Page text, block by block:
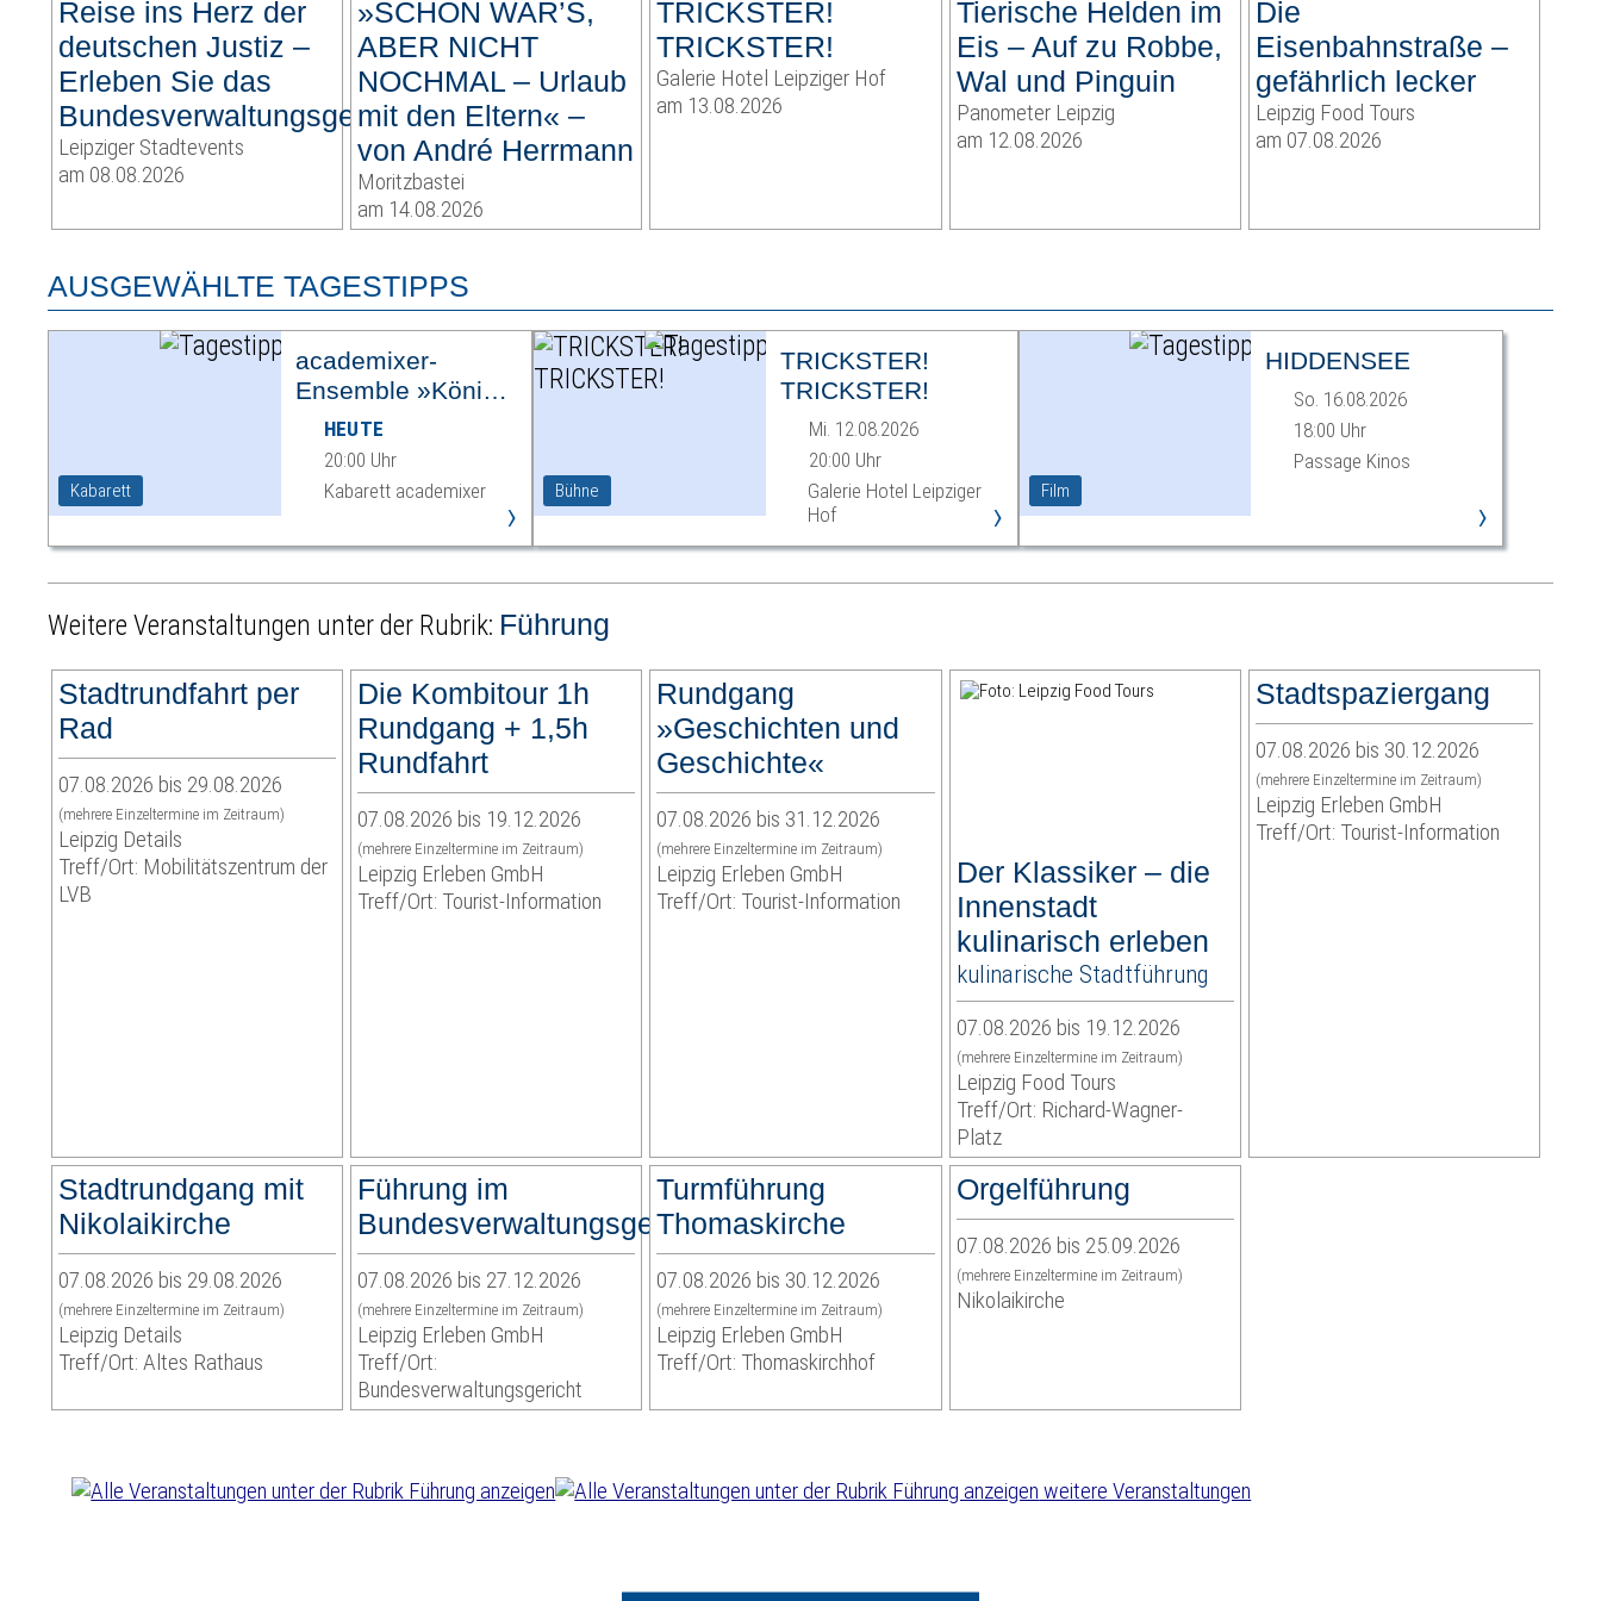
Reise ins Herz der
deutschen Justiz –
Erleben Sie das
Bundesverwaltungsgericht
Leipziger Stadtevents
am 08.08.2026
»SCHÖN WAR’S,
ABER NICHT
NOCHMAL – Urlaub
mit den Eltern« –
von André Herrmann
Moritzbastei
am 14.08.2026
TRICKSTER!
TRICKSTER!
Galerie Hotel Leipziger Hof
am 13.08.2026
Tierische Helden im
Eis – Auf zu Robbe,
Wal und Pinguin
Panometer Leipzig
am 12.08.2026
Die
Eisenbahnstraße –
gefährlich lecker
Leipzig Food Tours
am 07.08.2026
AUSGEWÄHLTE TAGESTIPPS
Kabarett
academixer-
Ensemble »König
Ödipus«
HEUTE
20:00 Uhr
Kabarett academixer
›
Bühne
TRICKSTER!
TRICKSTER!
Mi. 12.08.2026
20:00 Uhr
Galerie Hotel Leipziger
Hof
›
Film
HIDDENSEE
So. 16.08.2026
18:00 Uhr
Passage Kinos
›
Weitere Veranstaltungen unter der Rubrik: Führung
Stadtrundfahrt per
Rad
07.08.2026 bis 29.08.2026
(mehrere Einzeltermine im Zeitraum)
Leipzig Details
Treff/Ort: Mobilitätszentrum der
LVB
Die Kombitour 1h
Rundgang + 1,5h
Rundfahrt
07.08.2026 bis 19.12.2026
(mehrere Einzeltermine im Zeitraum)
Leipzig Erleben GmbH
Treff/Ort: Tourist-Information
Rundgang
»Geschichten und
Geschichte«
07.08.2026 bis 31.12.2026
(mehrere Einzeltermine im Zeitraum)
Leipzig Erleben GmbH
Treff/Ort: Tourist-Information
Der Klassiker – die
Innenstadt
kulinarisch erleben
kulinarische Stadtführung
07.08.2026 bis 19.12.2026
(mehrere Einzeltermine im Zeitraum)
Leipzig Food Tours
Treff/Ort: Richard-Wagner-
Platz
Stadtspaziergang
07.08.2026 bis 30.12.2026
(mehrere Einzeltermine im Zeitraum)
Leipzig Erleben GmbH
Treff/Ort: Tourist-Information
Stadtrundgang mit
Nikolaikirche
07.08.2026 bis 29.08.2026
(mehrere Einzeltermine im Zeitraum)
Leipzig Details
Treff/Ort: Altes Rathaus
Führung im
Bundesverwaltungsgericht
07.08.2026 bis 27.12.2026
(mehrere Einzeltermine im Zeitraum)
Leipzig Erleben GmbH
Treff/Ort:
Bundesverwaltungsgericht
Turmführung
Thomaskirche
07.08.2026 bis 30.12.2026
(mehrere Einzeltermine im Zeitraum)
Leipzig Erleben GmbH
Treff/Ort: Thomaskirchhof
Orgelführung
07.08.2026 bis 25.09.2026
(mehrere Einzeltermine im Zeitraum)
Nikolaikirche
weitere Veranstaltungen